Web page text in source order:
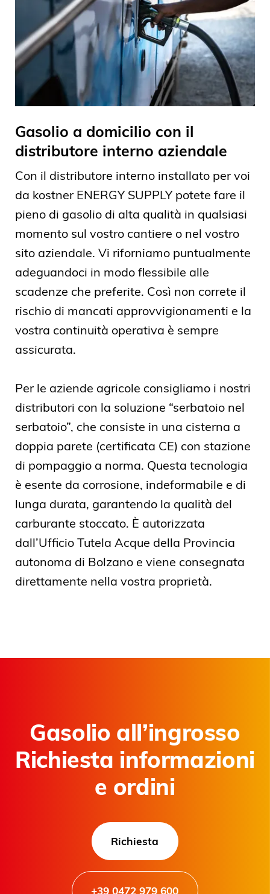
Gasolio a domicilio con il
distributore interno aziendale
Con il distributore interno installato per voi
da kostner ENERGY SUPPLY potete fare il
pieno di gasolio di alta qualità in qualsiasi
momento sul vostro cantiere o nel vostro
sito aziendale. Vi riforniamo puntualmente
adeguandoci in modo flessibile alle
scadenze che preferite. Così non correte il
rischio di mancati approvvigionamenti e la
vostra continuità operativa è sempre
assicurata.
Per le aziende agricole consigliamo i nostri
distributori con la soluzione “serbatoio nel
serbatoio”, che consiste in una cisterna a
doppia parete (certificata CE) con stazione
di pompaggio a norma. Questa tecnologia
è esente da corrosione, indeformabile e di
lunga durata, garantendo la qualità del
carburante stoccato. È autorizzata
dall’Ufficio Tutela Acque della Provincia
autonoma di Bolzano e viene consegnata
direttamente nella vostra proprietà.
Gasolio all’ingrosso
Richiesta informazioni
e ordini
Richiesta
+39 0472 979 600